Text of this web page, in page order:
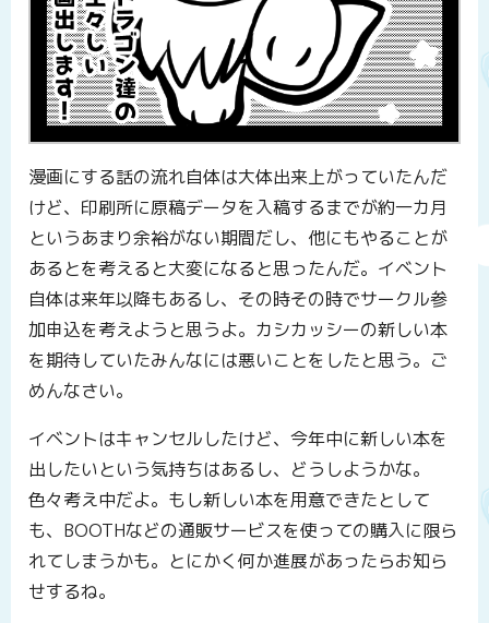
漫画にする話の流れ自体は大体出来上がっていたんだ
けど、印刷所に原稿データを入稿するまでが約一カ月
というあまり余裕がない期間だし、他にもやることが
あるとを考えると大変になると思ったんだ。イベント
自体は来年以降もあるし、その時その時でサークル参
加申込を考えようと思うよ。カシカッシーの新しい本
を期待していたみんなには悪いことをしたと思う。ご
めんなさい。
イベントはキャンセルしたけど、今年中に新しい本を
出したいという気持ちはあるし、どうしようかな。
色々考え中だよ。もし新しい本を用意できたとして
も、BOOTHなどの通販サービスを使っての購入に限ら
れてしまうかも。とにかく何か進展があったらお知ら
せするね。